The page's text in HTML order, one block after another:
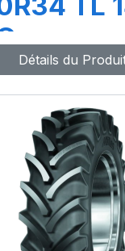
Détails du